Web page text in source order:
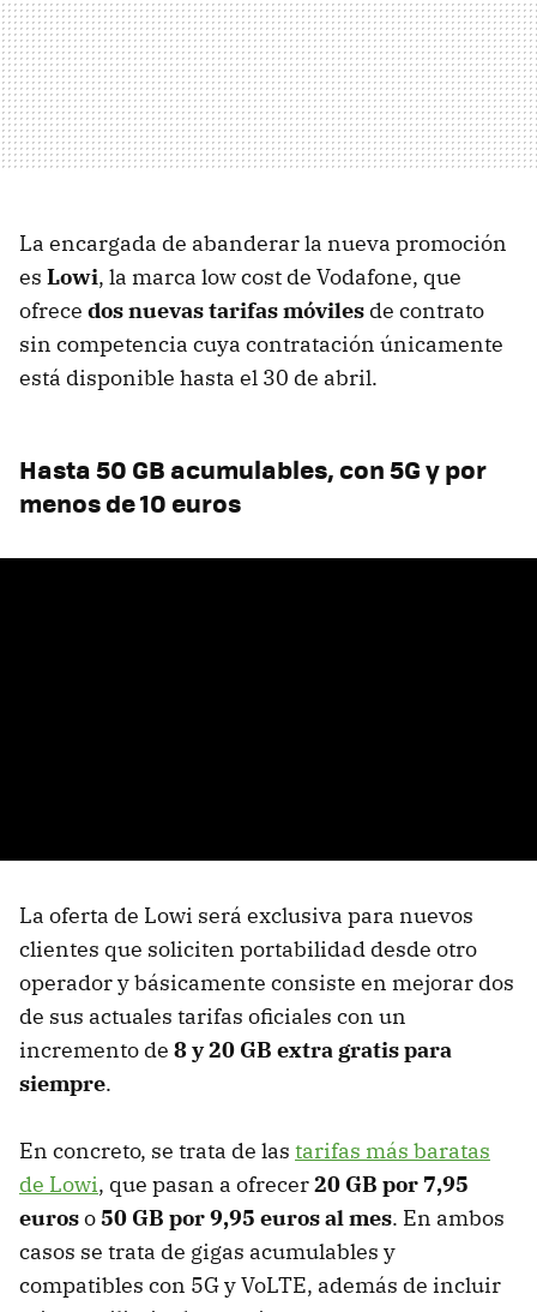
La encargada de abanderar la nueva promoción
es Lowi, la marca low cost de Vodafone, que
ofrece dos nuevas tarifas móviles de contrato
sin competencia cuya contratación únicamente
está disponible hasta el 30 de abril.
Hasta 50 GB acumulables, con 5G y por
menos de 10 euros
La oferta de Lowi será exclusiva para nuevos
clientes que soliciten portabilidad desde otro
operador y básicamente consiste en mejorar dos
de sus actuales tarifas oficiales con un
incremento de 8 y 20 GB extra gratis para
siempre.
En concreto, se trata de las tarifas más baratas
de Lowi, que pasan a ofrecer20 GB por 7,95
euroso50 GB por 9,95 euros al mes. En ambos
casos se trata de gigas acumulables y
compatibles con 5G y VoLTE, además de incluir